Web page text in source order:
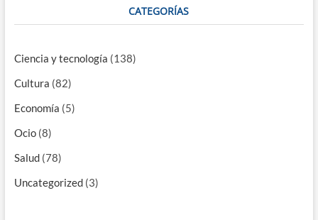
CATEGORÍAS
Ciencia y tecnología (138)
Cultura (82)
Economía (5)
Ocio(8)
Salud(78)
Uncategorized(3)